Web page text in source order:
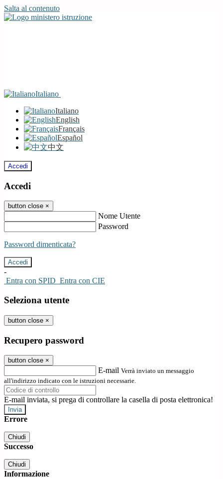
Salta al contenuto
Italiano
Italiano
English
Français
Español
中文
Accedi
Accedi
button close ×
Nome Utente
Password
Password dimenticata?
-
Entra con SPID Entra con CIE
Seleziona utente
button close ×
Recupero password
button close ×
E-mail Verrà inviato un messaggio
all'indirizzo indicato con le istruzioni necessarie.
E-mail inviata, si prega di controllare la casella di posta elettronica!
Errore
Chiudi
Successo
Chiudi
Informazione